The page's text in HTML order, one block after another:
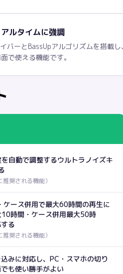
ルタイムに強調
バーとBassUpアルゴリズムを搭載
で使える機能です。
自動で調整するウルトラノイズキ
推奨される機能）
ース併用で最大60時間の再生に
時間・ケース併用最大50時
る
推奨される機能）
みに対応し、PC・スマホの切り
も使い勝手がよい